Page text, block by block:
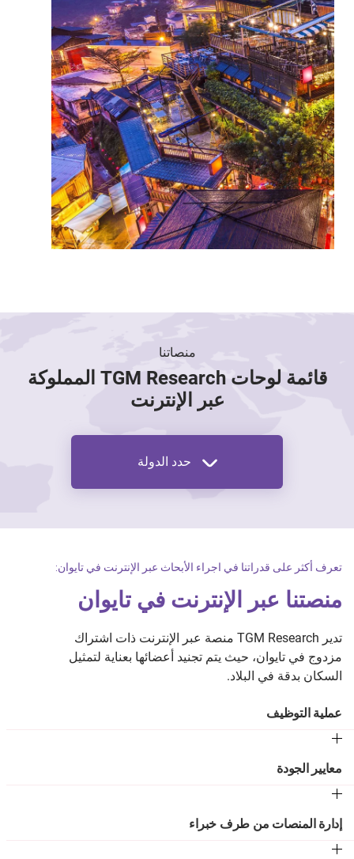
منصاتنا
قائمة لوحات TGM Research المملوكة
عبر الإنترنت
تعرف أكثر على قدراتنا في اجراء الأبحاث عبر الإنترنت في تايوان:
منصتنا عبر الإنترنت في تايوان
تدير TGM Research منصة عبر الإنترنت ذات اشتراك
مزدوج في تايوان، حيث يتم تجنيد أعضائها بعناية لتمثيل
السكان بدقة في البلاد.
عملية التوظيف
معايير الجودة
إدارة المنصات من طرف خبراء